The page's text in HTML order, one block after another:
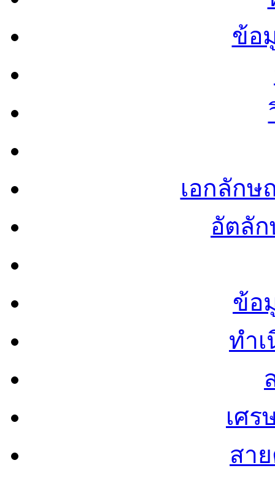
ข้อ
เอกลัก
อัตลั
ข้อ
ทำ
เศร
สา